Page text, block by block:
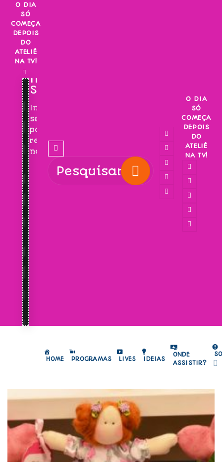
Skip
content
O DIA
SÓ
COMEÇA
DEPOIS
DO
ATELIÊ
NA TV!
INSCREVA-
SE!
Inscreva-
se
para
receber
novidades!
O DIA
SÓ
COMEÇA
DEPOIS
DO
ATELIÊ
NA TV!
HOME PROGRAMAS LIVES IDEIAS
ONDE
ASSISTIR?